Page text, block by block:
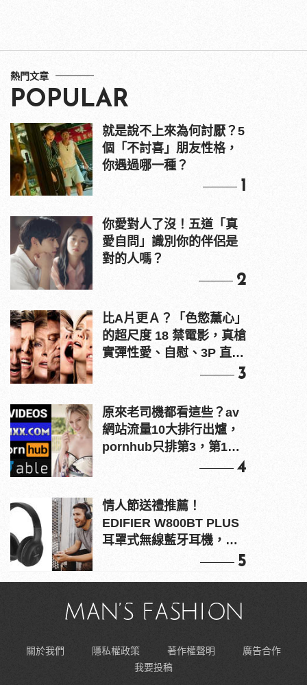
熱門文章
POPULAR
就是說不上來為何討厭？5
個「不討喜」朋友性格，
你遇過哪一種？
1
你愛對人了沒！五道「真
愛自問」識別你的伴侶是
對的人嗎？
2
比A片更Ａ？「色慾薰心」
的超尺度 18 禁電影，真槍
實彈性愛、自慰、3P 直接
3
原來老司機都看這些？av
網站流量10大排行出爐，
pornhub只排第3，第1名
4
情人節送禮推薦！
EDIFIER W800BT PLUS
耳罩式無線藍牙耳機，在
5
關於我們 隱私權政策 著作權聲明
廣告合作
我要投稿